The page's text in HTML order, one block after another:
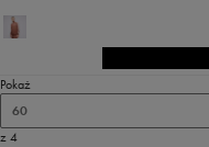
Pokaż
60
z 4